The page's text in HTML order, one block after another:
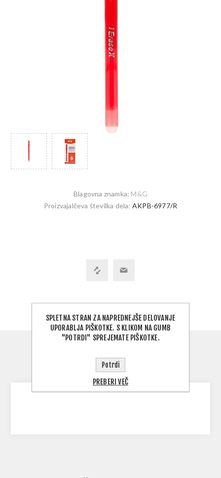
Blagovna znamka: M&G
Proizvajalčeva številka dela: AKPB-6977/R
CONTACT US
SPLETNA STRAN ZA NAPREDNEJŠE DELOVANJE
UPORABLJA PIŠKOTKE. S KLIKOM NA GUMB
"POTRDI" SPREJEMATE PIŠKOTKE.
Potrdi
PREBERI VEČ